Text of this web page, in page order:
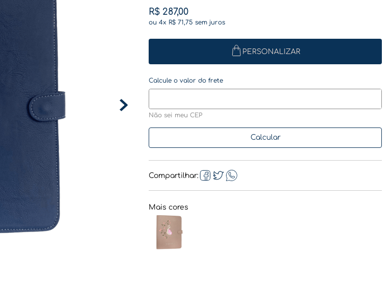
R$ 287,00
ou 4x R$ 71,75 sem juros
PERSONALIZAR
Não sei meu CEP
Compartilhar